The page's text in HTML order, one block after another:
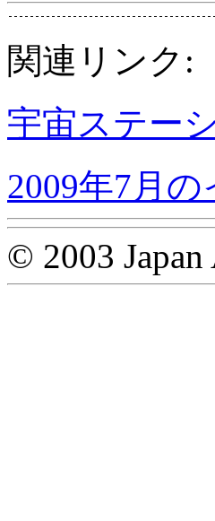
関連リンク:
宇宙ステー
2009年7月
© 2003 Japan